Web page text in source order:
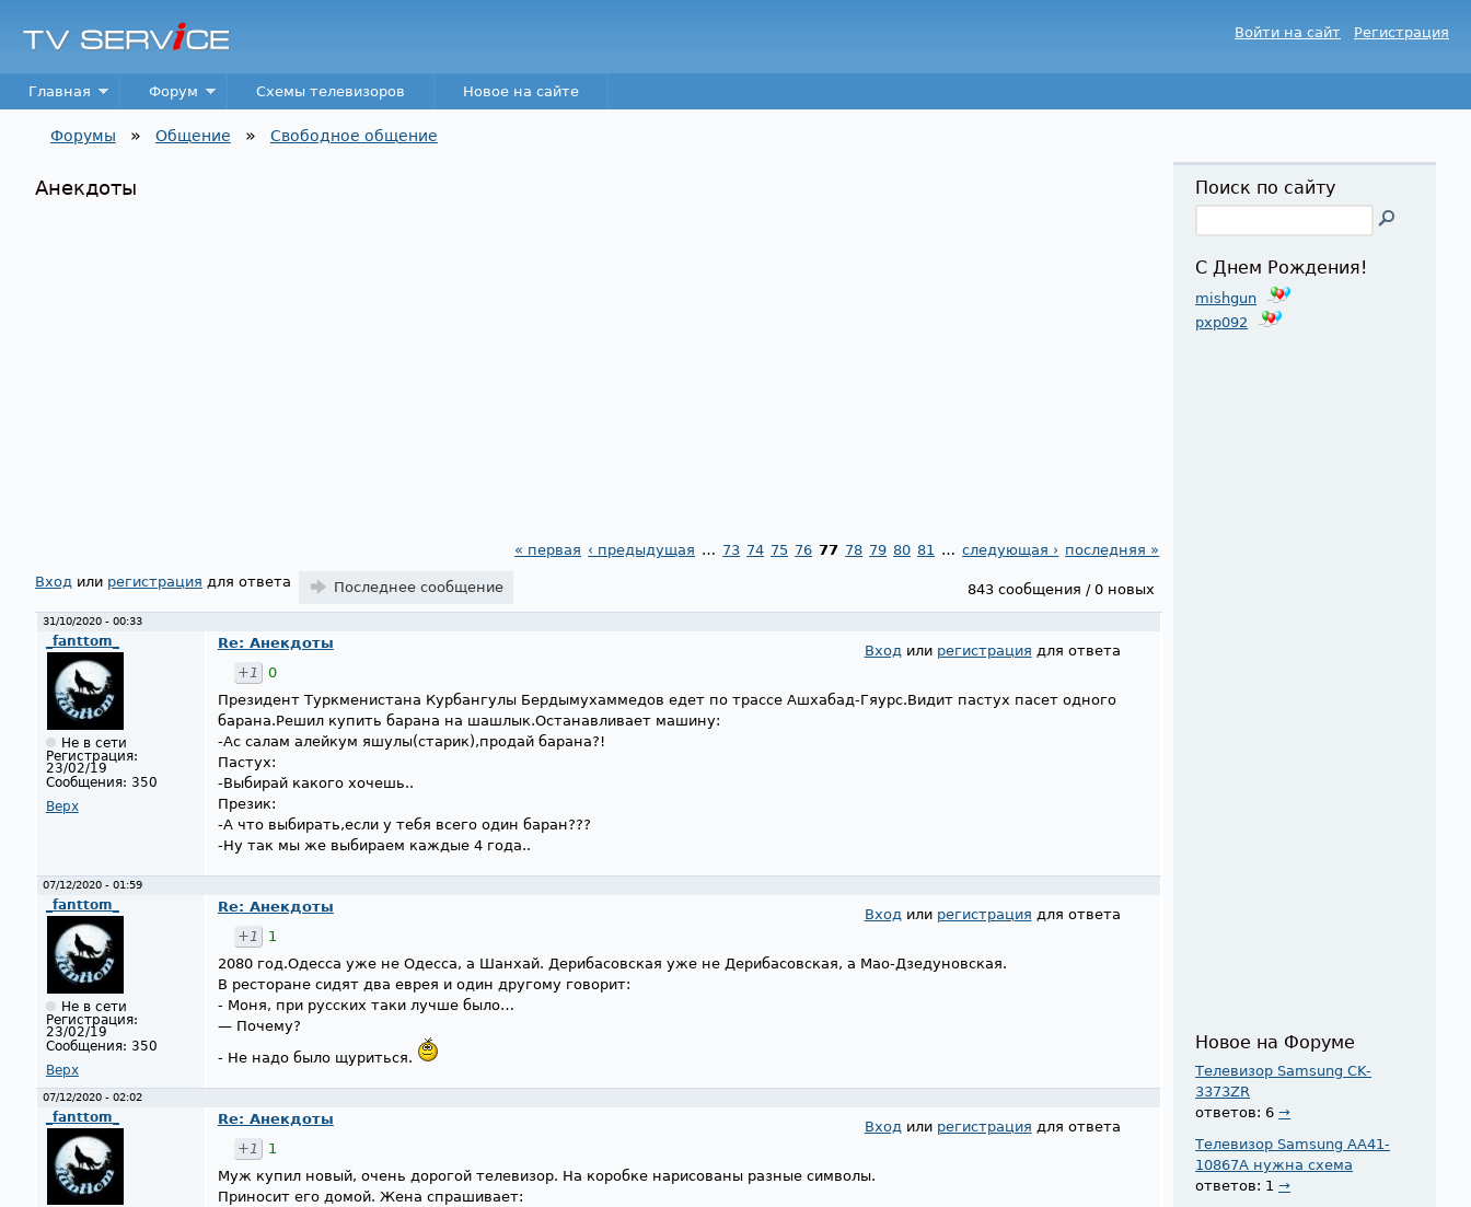
TV
Service
Войти на сайт Регистрация
Main menu
Главная Форум Схемы телевизоров Новое на сайте
Форумы » Общение » Свободное общение
Анекдоты
Страницы
« первая ‹ предыдущая … 73 74 75 76 77 78 79 80 81 … следующая › последняя »
843 сообщения / 0 новых
Входили регистрация для ответа Последнее сообщение
31/10/2020 - 00:33
_fanttom_
Не в сети
Регистрация:
23/02/19
Сообщения: 350
Верх
Входили регистрация для ответа
Re: Анекдоты
+1
0
Президент Туркменистана Курбангулы Бердымухаммедов едет по трассе Ашхабад-Гяурс.Видит пастух пасет одного
барана.Решил купить барана на шашлык.Останавливает машину:
-Ас салам алейкум яшулы(старик),продай барана?!
Пастух:
-Выбирай какого хочешь..
Презик:
-А что выбирать,если у тебя всего один баран???
-Ну так мы же выбираем каждые 4 года..
07/12/2020 - 01:59
_fanttom_
Не в сети
Регистрация:
23/02/19
Сообщения: 350
Верх
Вход или регистрация для ответа
Re: Анекдоты
+1
1
2080 год.Одесса уже не Одесса, а Шанхай. Дерибасовская уже не Дерибасовская, а Мао-Дзедуновская.
В ресторане сидят два еврея и один другому говорит:
- Моня, при русских таки лучше было…
— Почему?
- Не надо было щуриться.
07/12/2020 - 02:02
_fanttom_
Вход или регистрация для ответа
Re: Анекдоты
+1
1
Муж купил новый, очень дорогой телевизор. На коробке нарисованы разные символы.
Приносит его домой. Жена спрашивает:
Поиск по сайту
С Днем Рождения!
mishgun
pxp092
Новое на Форуме
Телевизор Samsung CK-
3373ZR
ответов: 6→
Телевизор Samsung AA41-
10867A нужна схема
ответов: 1→